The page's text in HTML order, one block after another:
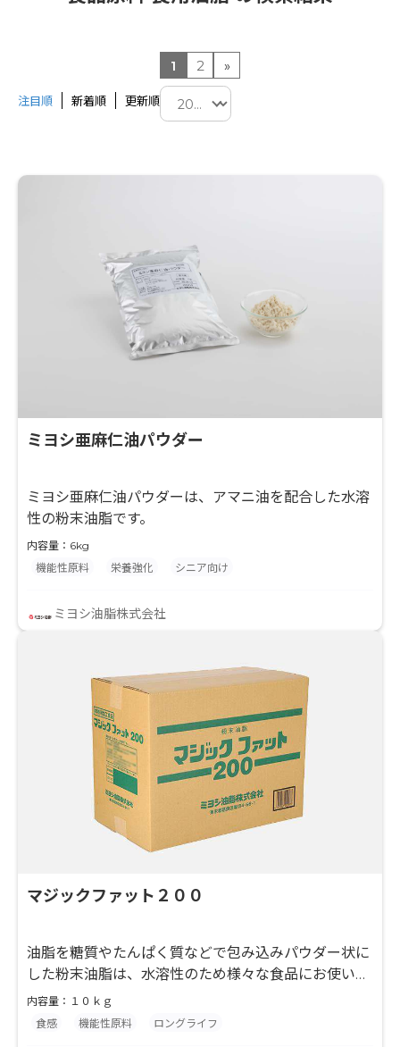
1 2 »
注目順 新着順 更新順
ミヨシ亜麻仁油パウダー
ミヨシ亜麻仁油パウダーは、アマニ油を配合した水溶
性の粉末油脂です。
内容量：6kg
機能性原料
栄養強化 シニア向け
ミヨシ油脂株式会社
マジックファット２００
油脂を糖質やたんぱく質などで包み込みパウダー状に
した粉末油脂は、水溶性のため様々な食品にお使いい
ただけます。マジックファット２００はパーム油を原
料とした、汎用タイプの粉末油脂です。
内容量：１０ｋｇ
食感
機能性原料 ロングライフ